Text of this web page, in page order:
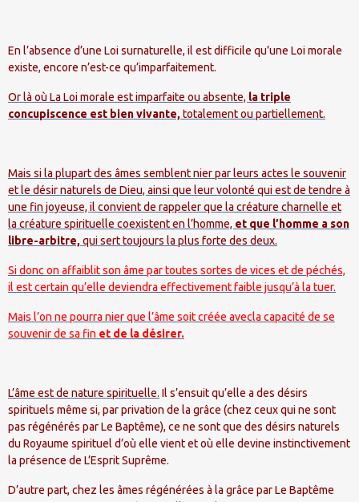
En l’absence d’une Loi surnaturelle, il est difficile qu’une Loi morale
existe, encore n’est-ce qu’imparfaitement.
Or là où La Loi morale est imparfaite ou absente, la triple
concupiscence est bien vivante,totalement ou partiellement.
Mais si la plupart des âmes semblent nier par leurs actes le souvenir
et le désir naturels de Dieu, ainsi que leur volonté qui est de tendre à
une fin joyeuse, il convient de rappeler que la créature charnelle et
la créature spirituelle coexistent en l’homme, et que l’homme a son
libre-arbitre,qui sert toujours la plus forte des deux.
Si donc on affaiblit son âme par toutes sortes de vices et de péchés,
il est certain qu’elle deviendra effectivement faible jusqu’à la tuer.
Mais l’on ne pourra nier que l’âme soit créée avecla capacité de se
souvenir de sa fin et de la désirer.
L’âme est de nature spirituelle. Il s’ensuit qu’elle a des désirs
spirituels même si, par privation de la grâce (chez ceux qui ne sont
pas régénérés par Le Baptême), ce ne sont que des désirs naturels
du Royaume spirituel d’où elle vient et où elle devine instinctivement
la présence de L’Esprit Suprême.
D’autre part, chez les âmes régénérées à la grâce par Le Baptême